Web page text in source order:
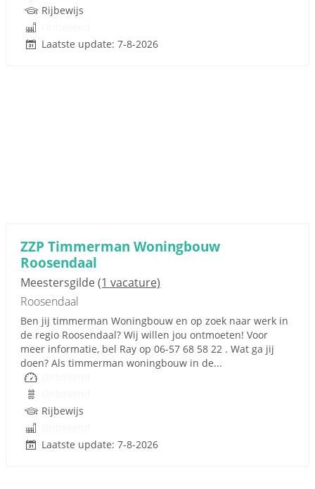
Rijbewijs
Laatste update: 7-8-2026
ZZP Timmerman Woningbouw
Roosendaal
Meestersgilde(1 vacature)
Roosendaal
Ben jij timmerman Woningbouw en op zoek naar werk in
de regio Roosendaal? Wij willen jou ontmoeten! Voor
meer informatie, bel Ray op 06-57 68 58 22 . Wat ga jij
doen? Als timmerman woningbouw in de...
Rijbewijs
Laatste update: 7-8-2026